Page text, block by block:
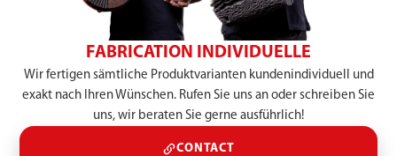
FABRICATION INDIVIDUELLE
Wir fertigen sämtliche Produktvarianten kundenindividuell und
exakt nach Ihren Wünschen. Rufen Sie uns an oder schreiben Sie
uns, wir beraten Sie gerne ausführlich!
CONTACT